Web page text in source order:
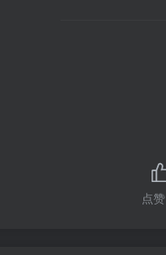
点赞